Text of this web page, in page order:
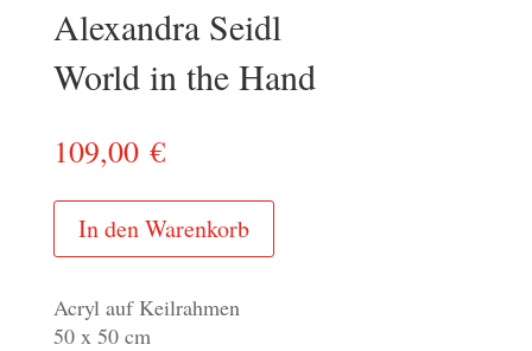
Alexandra Seidl
World in the Hand
109,00 €
In den Warenkorb
Acryl auf Keilrahmen
50 x 50 cm